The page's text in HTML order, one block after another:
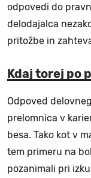
odpovedi do
delodajalca
pritožbe in
Kdaj torej po
Odpoved
prelomnica v
besa. Tako kot v
tem primeru na
pozanimali pri